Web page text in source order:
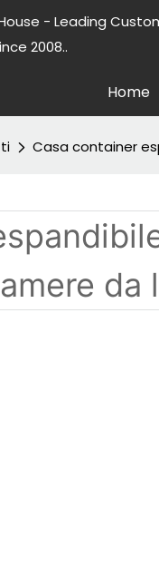
- Leading
2008..
Home
Casa container